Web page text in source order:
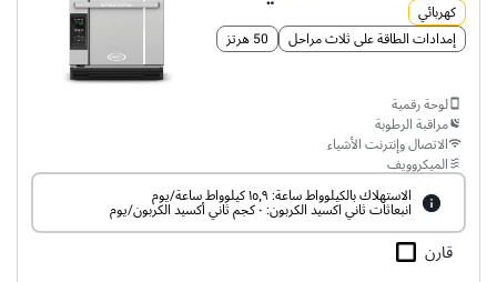
كهربائي
إمدادات الطاقة على ثلاث مراحل
50 هرتز
لوحة رقمية
مراقبة الرطوبة
الاتصال وإنترنت الأشياء
الميكروويف
الاستهلاك بالكيلوواط ساعة: ١٥٫٩ كيلوواط ساعة/يوم
انبعاثات ثاني اكسيد الكربون: ٠ كجم ثاني أكسيد الكربون/يوم
قارن